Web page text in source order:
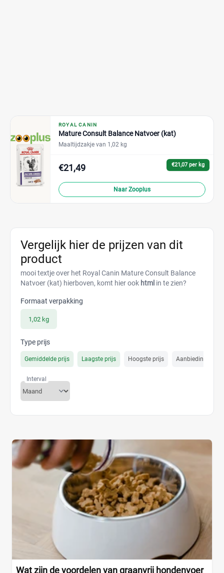
ROYAL CANIN
Mature Consult Balance Natvoer (kat)
Maaltijdzakje van 1,02 kg
€21,07 per kg
€21,49
Naar Zooplus
Vergelijk hier de prijzen van dit
product
mooi textje over het Royal Canin Mature Consult Balance
Natvoer (kat) hierboven, komt hier ook html in te zien?
Formaat verpakking
1,02 kg
Type prijs
Gemiddelde prijs Laagste prijs Hoogste prijs Aanbiedings prijs
Interval
Wat zijn de voordelen van graanvrij hondenvoer